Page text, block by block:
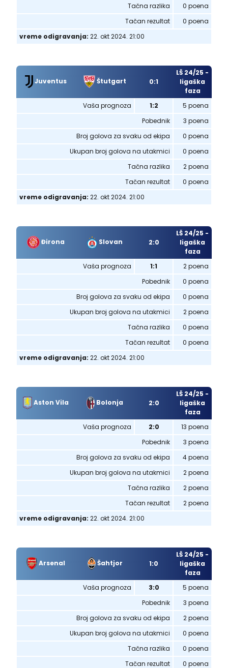
Tačna razlika
0 poena
Tačan rezultat
0 poena
vreme odigravanja: 22. okt 2024. 21:00
Juventus Štutgart 0:1
LŠ 24/25 -
ligaška
faza
Vaša prognoza
1:2
5 poena
Pobednik
3 poena
Broj golova za svaku od ekipa
0 poena
Ukupan broj golova na utakmici
0 poena
Tačna razlika
2 poena
Tačan rezultat
0 poena
vreme odigravanja: 22. okt 2024. 21:00
Đirona Slovan 2:0
LŠ 24/25 -
ligaška
faza
Vaša prognoza
1:1
2 poena
Pobednik
0 poena
Broj golova za svaku od ekipa
0 poena
Ukupan broj golova na utakmici
2 poena
Tačna razlika
0 poena
Tačan rezultat
0 poena
vreme odigravanja: 22. okt 2024. 21:00
Aston Vila Bolonja 2:0
LŠ 24/25 -
ligaška
faza
Vaša prognoza
2:0
13 poena
Pobednik
3 poena
Broj golova za svaku od ekipa
4 poena
Ukupan broj golova na utakmici
2 poena
Tačna razlika
2 poena
Tačan rezultat
2 poena
vreme odigravanja: 22. okt 2024. 21:00
Arsenal Šahtjor 1:0
LŠ 24/25 -
ligaška
faza
Vaša prognoza
3:0
5 poena
Pobednik
3 poena
Broj golova za svaku od ekipa
2 poena
Ukupan broj golova na utakmici
0 poena
Tačna razlika
0 poena
Tačan rezultat
0 poena